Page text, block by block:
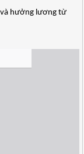
và hưởng lương từ